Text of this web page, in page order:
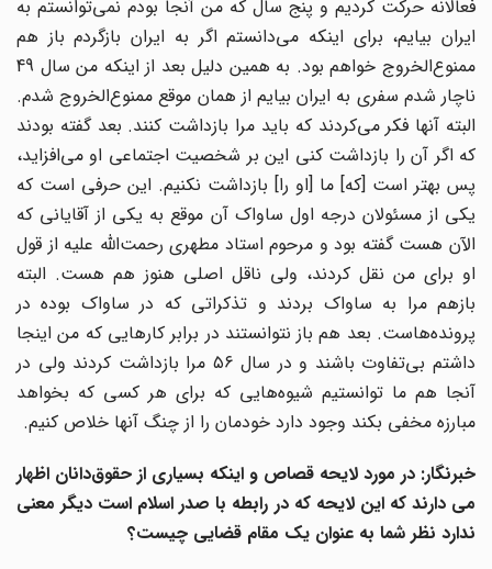
فعالانه حرکت کردیم و پنج سال که من آنجا بودم نمی‌توانستم به
ایران بیایم، برای اینکه می‌دانستم اگر به ایران بازگردم باز هم
ممنوع‌الخروج خواهم بود. به همین دلیل بعد از اینکه من سال 49
ناچار شدم سفری به ایران بیایم از همان موقع ممنوع‌الخروج شدم.
البته آنها فکر می‌کردند که باید مرا بازداشت کنند. بعد گفته بودند
که اگر آن را بازداشت کنی این بر شخصیت اجتماعی او می‌افزاید،
پس بهتر است [که] ما [او را] بازداشت نکنیم. این حرفی است که
یکی از مسئولان درجه اول ساواک آن موقع به یکی از آقایانی که
الآن هست گفته بود و مرحوم استاد مطهری رحمت‌الله علیه از قول
او برای من نقل کردند، ولی ناقل اصلی هنوز هم هست. البته
بازهم مرا به ساواک بردند و تذکراتی که در ساواک بوده در
پرونده‌هاست. بعد هم باز نتوانستند در برابر کارهایی که من اینجا
داشتم بی‌تفاوت باشند و در سال ۵۶ مرا بازداشت کردند ولی در
آنجا هم ما توانستیم شیوه‌هایی که برای هر کسی که بخواهد
مبارزه مخفی بکند وجود دارد خودمان را از چنگ آنها خلاص کنیم.
خبرنگار: در مورد لایحه قصاص و اینکه بسیاری از حقوق‌دانان اظهار
می دارند که این لایحه که در رابطه با صدر اسلام است دیگر معنی
ندارد نظر شما به عنوان یک مقام قضایی چیست؟